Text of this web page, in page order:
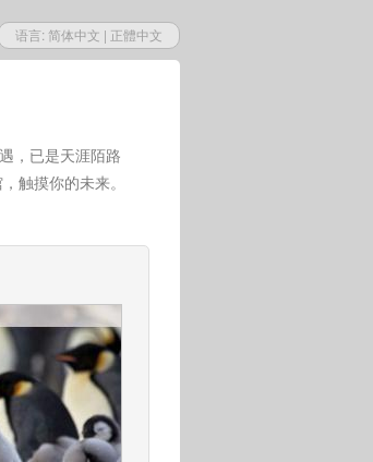
语言: 简体中文 | 正體中文
，已是天涯陌路
触摸你的未来。